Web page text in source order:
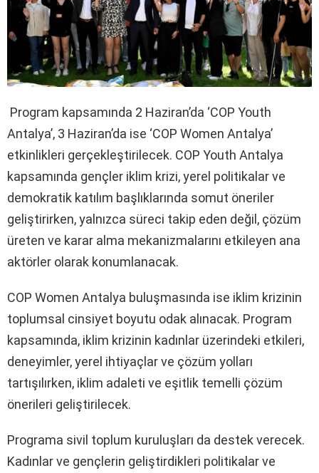
Program kapsamında 2 Haziran’da ‘COP Youth
Antalya’, 3 Haziran’da ise ‘COP Women Antalya’
etkinlikleri gerçekleştirilecek. COP Youth Antalya
kapsamında gençler iklim krizi, yerel politikalar ve
demokratik katılım başlıklarında somut öneriler
geliştirirken, yalnızca süreci takip eden değil, çözüm
üreten ve karar alma mekanizmalarını etkileyen ana
aktörler olarak konumlanacak.
COP Women Antalya buluşmasında ise iklim krizinin
toplumsal cinsiyet boyutu odak alınacak. Program
kapsamında, iklim krizinin kadınlar üzerindeki etkileri,
deneyimler, yerel ihtiyaçlar ve çözüm yolları
tartışılırken, iklim adaleti ve eşitlik temelli çözüm
önerileri geliştirilecek.
Programa sivil toplum kuruluşları da destek verecek.
Kadınlar ve gençlerin geliştirdikleri politikalar ve